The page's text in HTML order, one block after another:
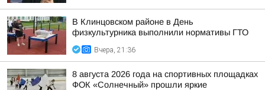
В Клинцовском районе в День
физкультурника выполнили нормативы ГТО
Вчера, 21:36
8 августа 2026 года на спортивных площадках
ФОК «Солнечный» прошли яркие